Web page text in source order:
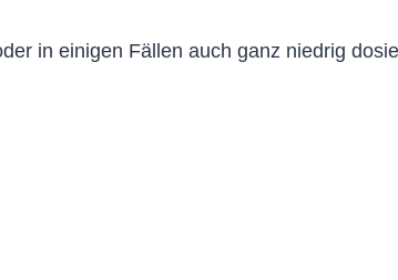
in einigen Fällen auch ganz niedrig